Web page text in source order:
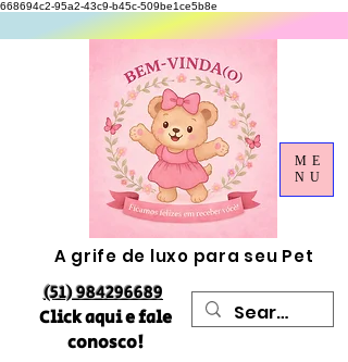
668694c2-95a2-43c9-b45c-509be1ce5b8e
A grife de luxo para seu Pet
(51) 984296689
Click aqui e fale
conosco!
ME
NU